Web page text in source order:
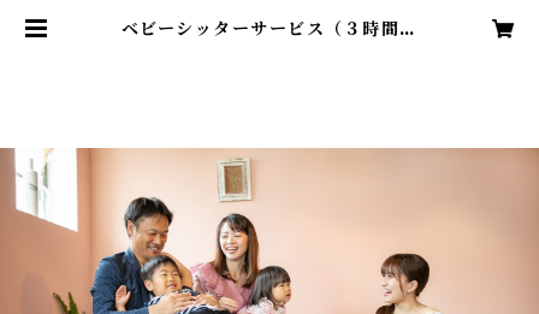
ベビーシッターサービス（３時間）